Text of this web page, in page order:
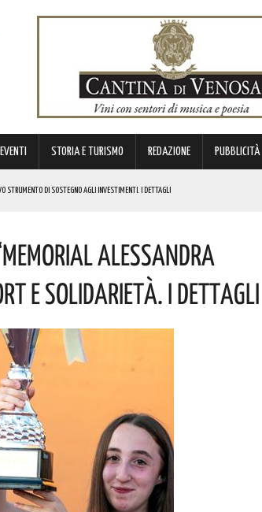
EVENTI STORIA E TURISMO REDAZIONE PUBBLICITÀ
STRUMENTO DI SOSTEGNO AGLI INVESTIMENTI. I DETTAGLI
“DAI LONGOBARDI AI NORMANNI”. I DETTAGLI
UN 63ENNE. I DETTAGLI
E DIVERTIMENTO. I DETTAGLI DELL’EVENTO
Alessandra
E Solidarietà. I Dettagli